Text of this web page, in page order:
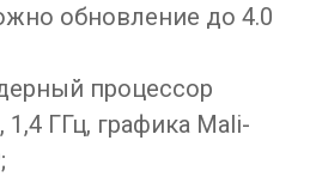
обновление до 4.0
процессор
1,4 ГГц, графика Mali-